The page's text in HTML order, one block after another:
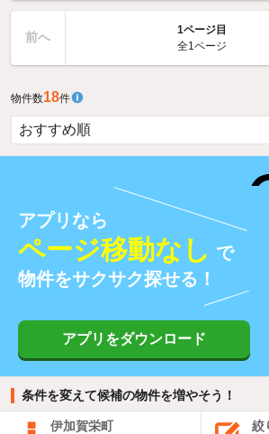
前へ
1ページ目
全1ページ
物件数18件
アプリなら
ページ移動なし で
物件をサクサク探せる！
アプリをダウンロード
条件を変えて候補の物件を増やそう！
伊加賀栄町 絞